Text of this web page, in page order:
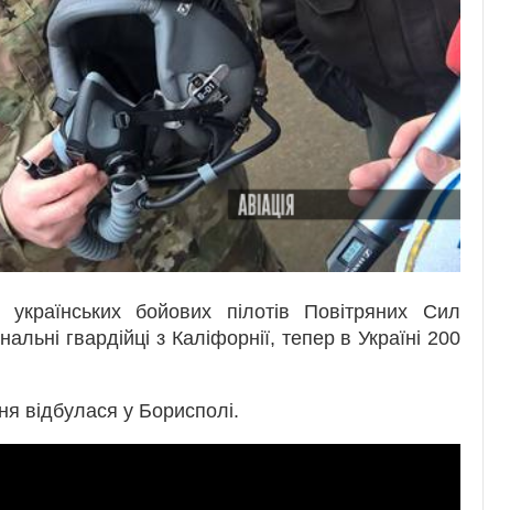
бойових пілотів Повітряних Сил
гвардійці з Каліфорнії, тепер в Україні 200
відбулася у Борисполі.